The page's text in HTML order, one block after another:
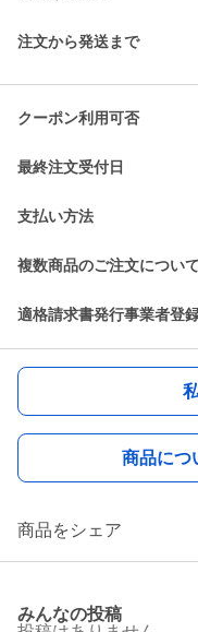
注文から発送まで
クーポン利用可否
最終注文受付日
支払い方法
複数商品のご注文について
適格請求書発行事業者登
商品につ
商品をシェア
みんなの投稿